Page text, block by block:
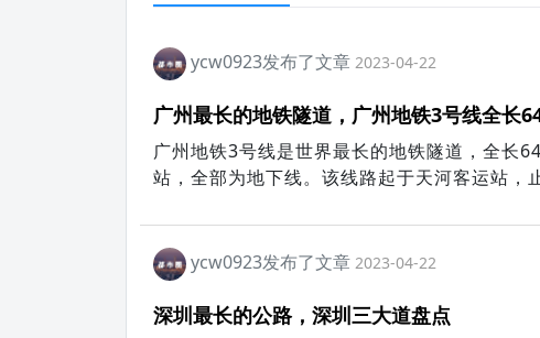
ycw0923发布了文章 2023-04-22
广州最长的地铁隧道，广州地铁3号线全长
广州地铁3号线是世界最长的地铁隧道，全长
站，全部为地下线。该线路起于天河客运站，
ycw0923发布了文章 2023-04-22
深圳最长的公路，深圳三大道盘点